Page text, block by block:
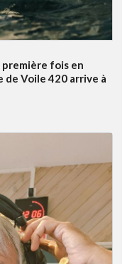
fois en
de Voile 420 arrive à